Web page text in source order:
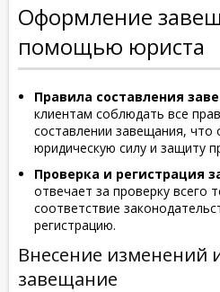
Оформление
помощью юриста
Правила составления
клиентам соблюдать все
составлении завещания, что
юридическую силу и защиту
Проверка и регистрация
отвечает за проверку всего
соответствие
регистрацию.
Внесение изменений
завещание